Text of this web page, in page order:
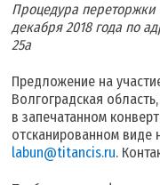
Процедура переторжки
декабря 2018 года по
25а
Предложение на
Волгоградская
в запечатанном
отсканированном виде
labun@titancis.ru.